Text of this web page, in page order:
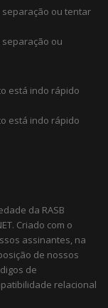
ou tentar
ou
está indo rápido
está indo rápido
da RASB
Criado com o
assinantes, na
de nossos
de
relacional